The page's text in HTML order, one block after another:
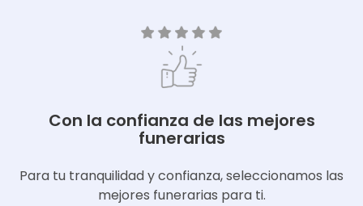
Con la confianza de las mejores
funerarias
Para tu tranquilidad y confianza, seleccionamos las
mejores funerarias para ti.